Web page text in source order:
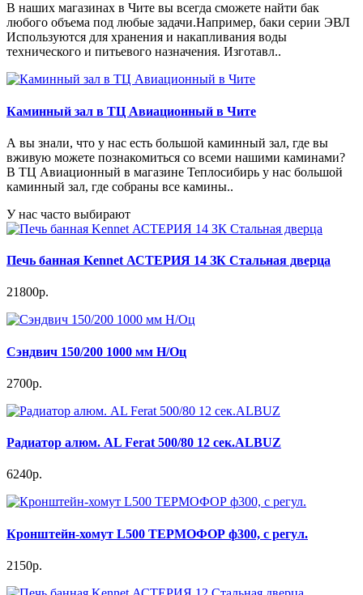
В наших магазинах в Чите вы всегда сможете найти бак
любого объема под любые задачи.Например, баки серии ЭВЛ
Используются для хранения и накапливания воды
технического и питьевого назначения. Изготавл..
Каминный зал в ТЦ Авиационный в Чите
А вы знали, что у нас есть большой каминный зал, где вы
вживую можете познакомиться со всеми нашими каминами?
В ТЦ Авиационный в магазине Теплосибирь у нас большой
каминный зал, где собраны все камины..
У нас часто выбирают
Печь банная Kennet АСТЕРИЯ 14 ЗК Стальная дверца
21800р.
Сэндвич 150/200 1000 мм Н/Оц
2700р.
Радиатор алюм. AL Ferat 500/80 12 сек.ALBUZ
6240р.
Кронштейн-хомут L500 ТЕРМОФОР ф300, с регул.
2150р.